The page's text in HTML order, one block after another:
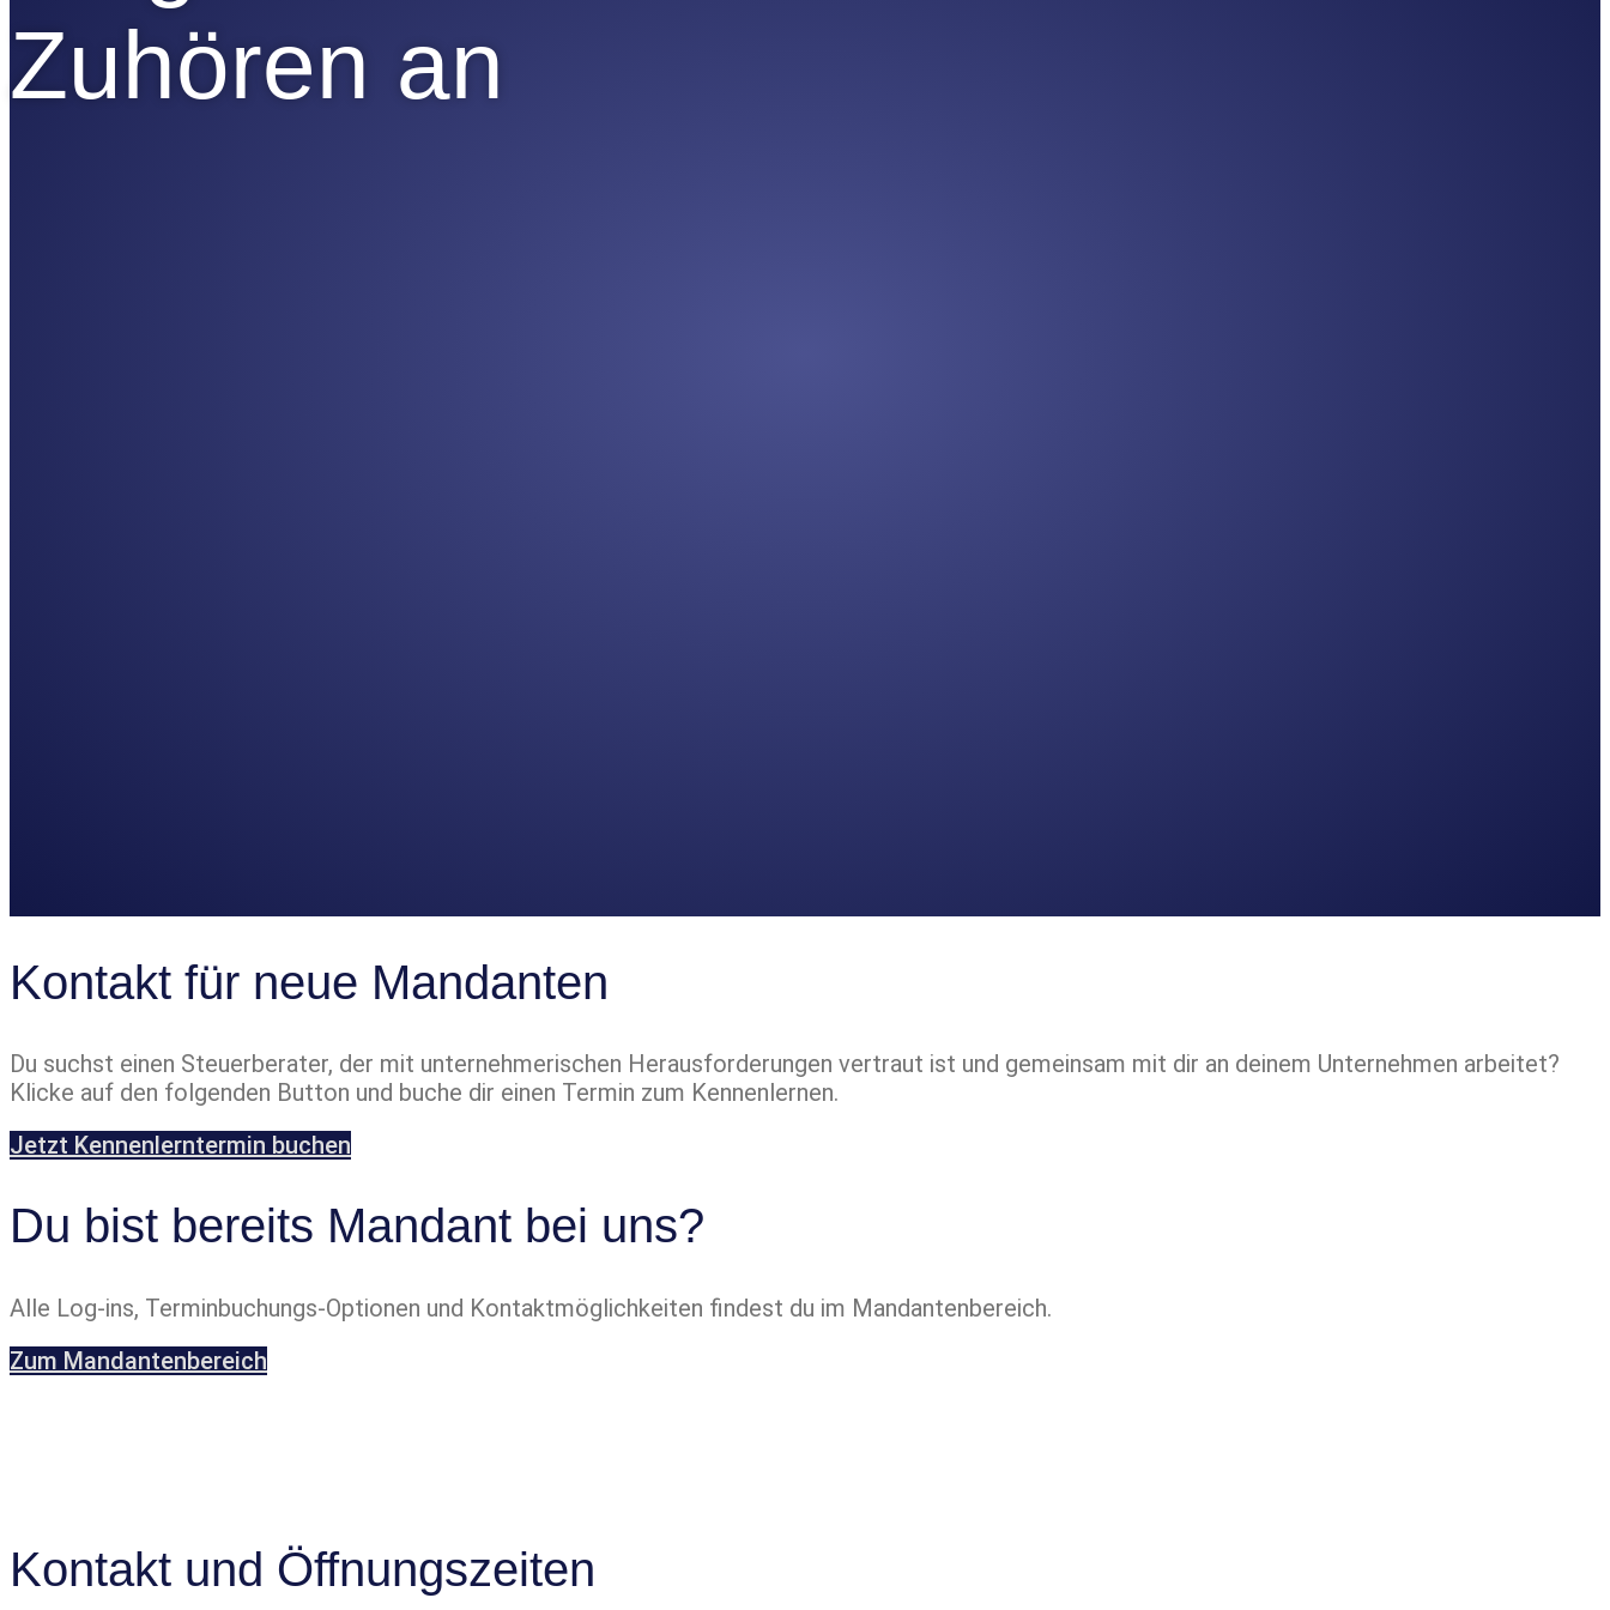
Zuhören an
Kontakt für neue Mandanten
Du suchst einen Steuerberater, der mit unternehmerischen Herausforderungen vertraut ist und gemeinsam mit dir an deinem Unternehmen arbeitet?
Klicke auf den folgenden Button und buche dir einen Termin zum Kennenlernen.
Jetzt Kennenlerntermin buchen
Du bist bereits Mandant bei uns?
Alle Log-ins, Terminbuchungs-Optionen und Kontaktmöglichkeiten findest du im Mandantenbereich.
Zum Mandantenbereich
Kontakt und Öffnungszeiten